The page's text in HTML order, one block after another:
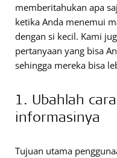
memberitahukan apa
ketika Anda menemui
dengan si kecil. Kami
pertanyaan yang bisa
sehingga mereka bisa
1. Ubahlah
informasinya
Tujuan utama